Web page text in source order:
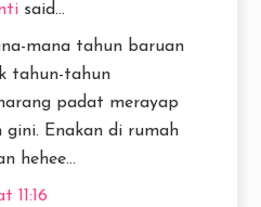
said...
mana tahun baruan
tahun-tahun
padat merayap
Enakan di rumah
hehee...
11:16